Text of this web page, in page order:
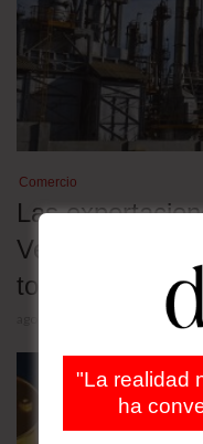
Comercio
Las
Venezuela se
tocaron un
"La realidad
ha